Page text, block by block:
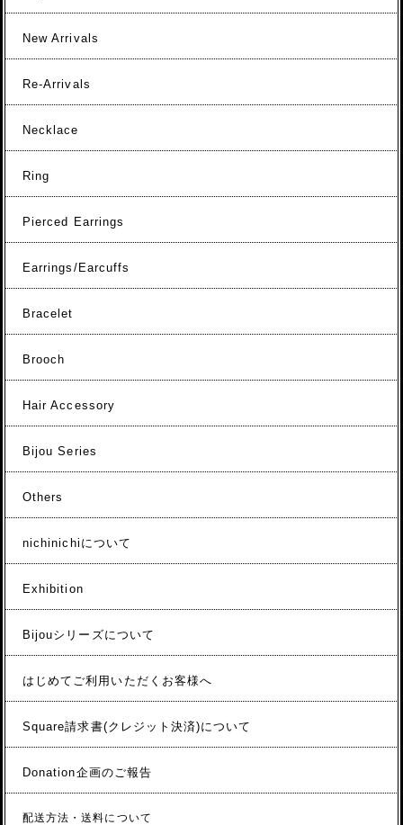
New Arrivals
Re-Arrivals
Necklace
Ring
Pierced Earrings
Earrings/Earcuffs
Bracelet
Brooch
Hair Accessory
Bijou Series
Others
nichinichiについて
Exhibition
Bijouシリーズについて
はじめてご利用いただくお客様へ
Square請求書(クレジット決済)について
Donation企画のご報告
配送方法・送料について